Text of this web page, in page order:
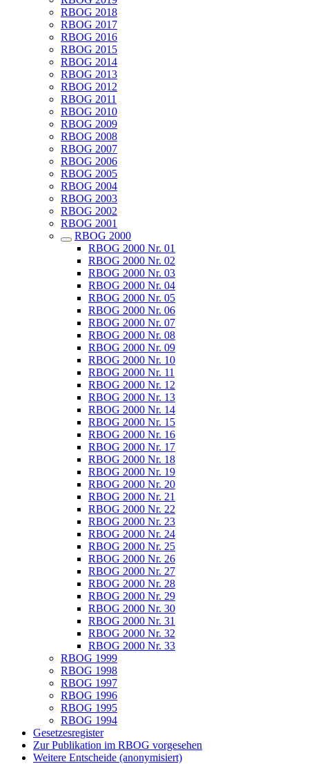
RBOG 2018
RBOG 2017
RBOG 2016
RBOG 2015
RBOG 2014
RBOG 2013
RBOG 2012
RBOG 2011
RBOG 2010
RBOG 2009
RBOG 2008
RBOG 2007
RBOG 2006
RBOG 2005
RBOG 2004
RBOG 2003
RBOG 2002
RBOG 2001
RBOG 2000
RBOG 2000 Nr. 01
RBOG 2000 Nr. 02
RBOG 2000 Nr. 03
RBOG 2000 Nr. 04
RBOG 2000 Nr. 05
RBOG 2000 Nr. 06
RBOG 2000 Nr. 07
RBOG 2000 Nr. 08
RBOG 2000 Nr. 09
RBOG 2000 Nr. 10
RBOG 2000 Nr. 11
RBOG 2000 Nr. 12
RBOG 2000 Nr. 13
RBOG 2000 Nr. 14
RBOG 2000 Nr. 15
RBOG 2000 Nr. 16
RBOG 2000 Nr. 17
RBOG 2000 Nr. 18
RBOG 2000 Nr. 19
RBOG 2000 Nr. 20
RBOG 2000 Nr. 21
RBOG 2000 Nr. 22
RBOG 2000 Nr. 23
RBOG 2000 Nr. 24
RBOG 2000 Nr. 25
RBOG 2000 Nr. 26
RBOG 2000 Nr. 27
RBOG 2000 Nr. 28
RBOG 2000 Nr. 29
RBOG 2000 Nr. 30
RBOG 2000 Nr. 31
RBOG 2000 Nr. 32
RBOG 2000 Nr. 33
RBOG 1999
RBOG 1998
RBOG 1997
RBOG 1996
RBOG 1995
RBOG 1994
Gesetzesregister
Zur Publikation im RBOG vorgesehen
Weitere Entscheide (anonymisiert)